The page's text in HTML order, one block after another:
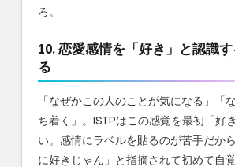
ろ。
10. 恋愛感情を「好き」と認識
る
「なぜかこの人のことが気になる」「
ち着く」。ISTPはこの感覚を最初「好
い。感情にラベルを貼るのが苦手だか
に好きじゃん」と指摘されて初めて自